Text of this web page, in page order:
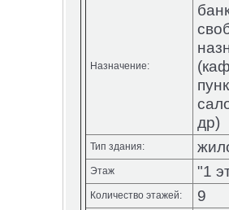
Назначение:
др)
Тип здания:
Этаж "1
Количество этажей: 9